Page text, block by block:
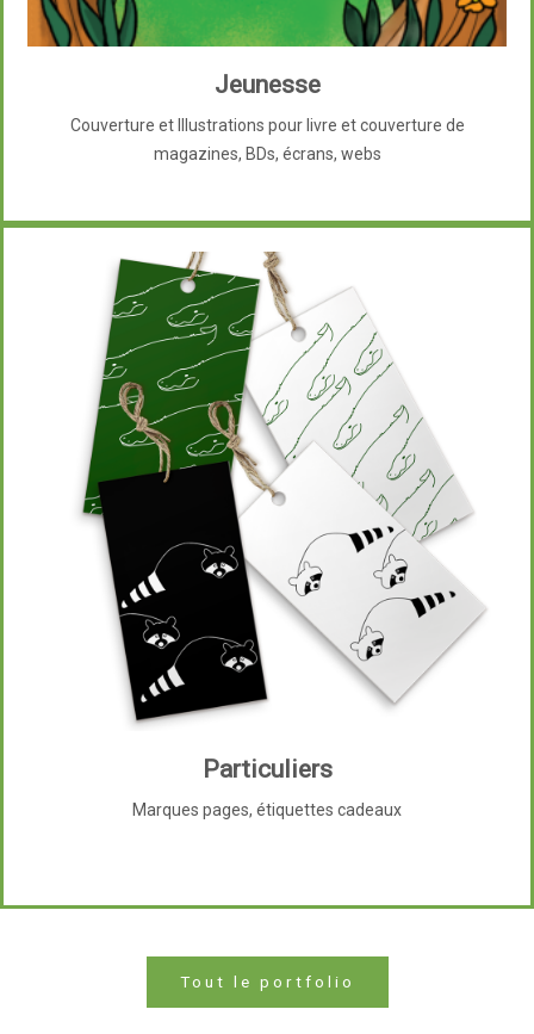
Jeunesse
Couverture et Illustrations pour livre et couverture de
magazines, BDs, écrans, webs
Particuliers
Marques pages, étiquettes cadeaux
Tout le portfolio